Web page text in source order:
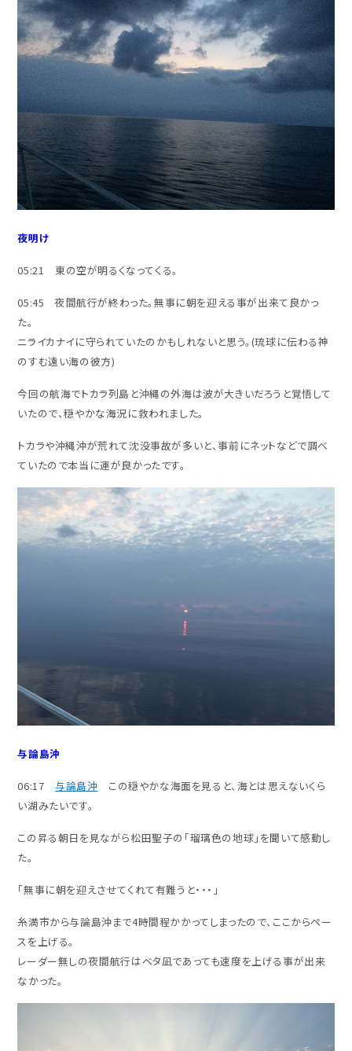
夜明け
05:21 東の空が明るくなってくる。
05:45 夜間航行が終わった。無事に朝を迎える事が出来て良かっ
た。
ニライカナイに守られていたのかもしれないと思う。(琉球に伝わる神
のすむ遠い海の彼方)
今回の航海でトカラ列島と沖縄の外海は波が大きいだろうと覚悟して
いたので、穏やかな海況に救われました。
トカラや沖縄沖が荒れて沈没事故が多いと、事前にネットなどで調べ
ていたので本当に運が良かったです。
与論島沖
06:17 与論島沖 この穏やかな海面を見ると、海とは思えないくら
い湖みたいです。
この昇る朝日を見ながら松田聖子の「瑠璃色の地球」を聞いて感動し
た。
「無事に朝を迎えさせてくれて有難うと・・・」
糸満市から与論島沖まで4時間程かかってしまったので、ここからペー
スを上げる。
レーダー無しの夜間航行はベタ凪であっても速度を上げる事が出来
なかった。